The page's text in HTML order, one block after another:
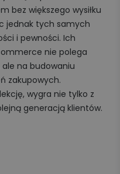
bez większego wysiłku
jednak tych samych
i pewności. Ich
nie polega
ale na budowaniu
zakupowych.
wygra nie tylko z
generacją klientów.